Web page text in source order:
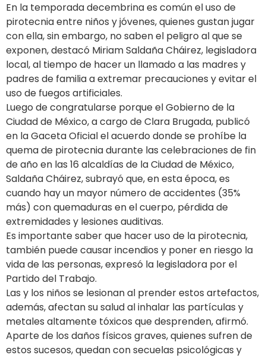
En la temporada decembrina es común el uso de
pirotecnia entre niños y jóvenes, quienes gustan jugar
con ella, sin embargo, no saben el peligro al que se
exponen, destacó Miriam Saldaña Cháirez, legisladora
local, al tiempo de hacer un llamado a las madres y
padres de familia a extremar precauciones y evitar el
uso de fuegos artificiales.
Luego de congratularse porque el Gobierno de la
Ciudad de México, a cargo de Clara Brugada, publicó
en la Gaceta Oficial el acuerdo donde se prohíbe la
quema de pirotecnia durante las celebraciones de fin
de año en las 16 alcaldías de la Ciudad de México,
Saldaña Cháirez, subrayó que, en esta época, es
cuando hay un mayor número de accidentes (35%
más) con quemaduras en el cuerpo, pérdida de
extremidades y lesiones auditivas.
Es importante saber que hacer uso de la pirotecnia,
también puede causar incendios y poner en riesgo la
vida de las personas, expresó la legisladora por el
Partido del Trabajo.
Las y los niños se lesionan al prender estos artefactos,
además, afectan su salud al inhalar las partículas y
metales altamente tóxicos que desprenden, afirmó.
Aparte de los daños físicos graves, quienes sufren de
estos sucesos, quedan con secuelas psicológicas y